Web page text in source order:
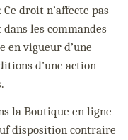
droit n’affecte pas
les commandes
en vigueur d’une
d’une action
la Boutique en ligne
disposition contraire